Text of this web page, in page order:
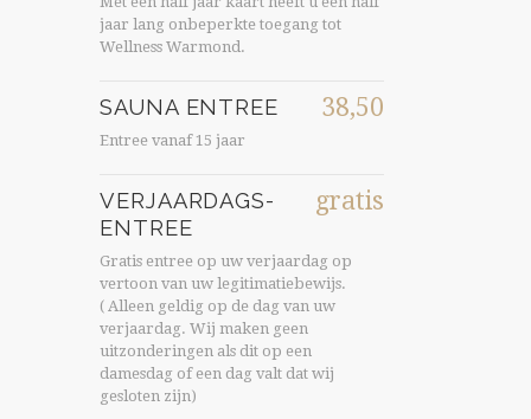
jaar lang onbeperkte toegang tot
Wellness Warmond.
38,50
SAUNA ENTREE
Entree vanaf 15 jaar
gratis
VERJAARDAGS-
ENTREE
Gratis entree op uw verjaardag op
vertoon van uw legitimatiebewijs.
( Alleen geldig op de dag van uw
verjaardag. Wij maken geen
uitzonderingen als dit op een
damesdag of een dag valt dat wij
gesloten zijn)